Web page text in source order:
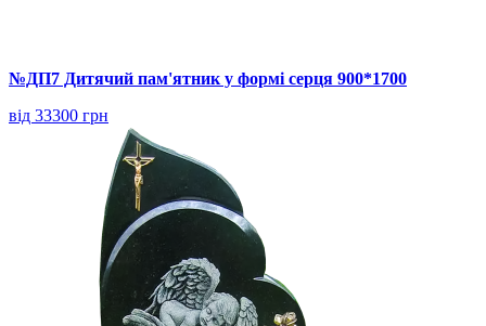
№ДП7 Дитячий пам'ятник у формі серця 900*1700
від 33300 грн